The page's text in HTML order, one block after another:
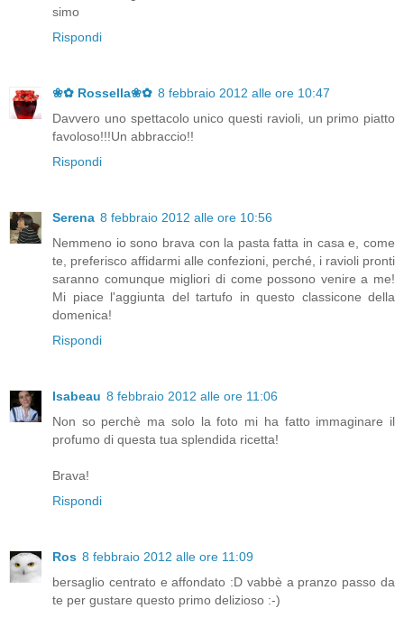
simo
Rispondi
❀✿ Rossella❀✿ 8 febbraio 2012 alle ore 10:47
Davvero uno spettacolo unico questi ravioli, un primo piatto
favoloso!!!Un abbraccio!!
Rispondi
Serena 8 febbraio 2012 alle ore 10:56
Nemmeno io sono brava con la pasta fatta in casa e, come
te, preferisco affidarmi alle confezioni, perché, i ravioli pronti
saranno comunque migliori di come possono venire a me!
Mi piace l'aggiunta del tartufo in questo classicone della
domenica!
Rispondi
Isabeau 8 febbraio 2012 alle ore 11:06
Non so perchè ma solo la foto mi ha fatto immaginare il
profumo di questa tua splendida ricetta!
Brava!
Rispondi
Ros 8 febbraio 2012 alle ore 11:09
bersaglio centrato e affondato :D vabbè a pranzo passo da
te per gustare questo primo delizioso :-)